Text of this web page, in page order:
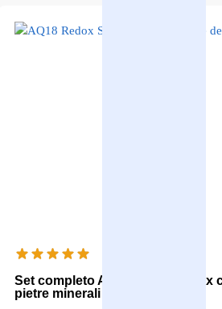
Set completo Aqualine 18 Redox
pietre minerali